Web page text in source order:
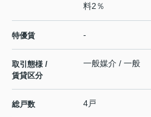
料2％
特優賃 -
取引態様 /
賃貸区分
一般媒介 / 一般
総戸数 4戸